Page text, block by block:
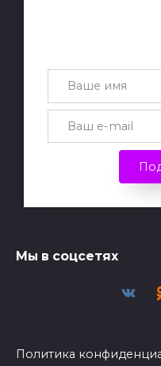
Мы в соцсетях
Политика